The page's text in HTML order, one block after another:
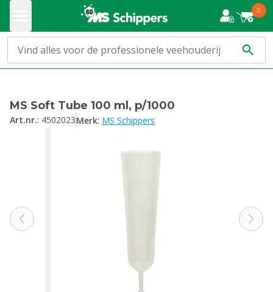
0
MS Soft Tube 100 ml, p/1000
Art.nr.: 4502023Merk: MS Schippers